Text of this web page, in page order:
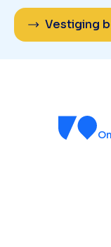
Vestiging